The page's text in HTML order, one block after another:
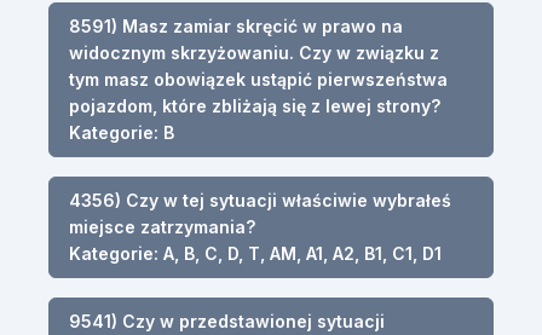
8591) Masz zamiar skręcić w prawo na
widocznym skrzyżowaniu. Czy w związku z
tym masz obowiązek ustąpić pierwszeństwa
pojazdom, które zbliżają się z lewej strony?
Kategorie: B
4356) Czy w tej sytuacji właściwie wybrałeś
miejsce zatrzymania?
Kategorie: A, B, C, D, T, AM, A1, A2, B1, C1, D1
9541) Czy w przedstawionej sytuacji